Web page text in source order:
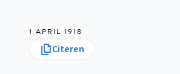
1 APRIL 1918
Citeren